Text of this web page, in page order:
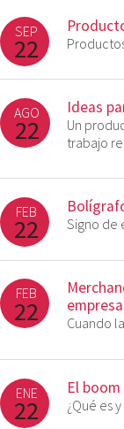
SEP
22
AGO
22
Ideas
Un
trabajo
FEB
22 Signo de
FEB
22 Cuando
ENE
22
El
¿Qué es